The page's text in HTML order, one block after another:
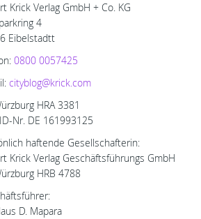
Krick Verlag GmbH + Co. KG
4
Eibelstadtt
0800 0057425
cityblog@krick.com
HRA 3381
Nr. DE 161993125
haftende Gesellschafterin:
Krick Verlag Geschäftsführungs GmbH
HRB 4788
D. Mapara